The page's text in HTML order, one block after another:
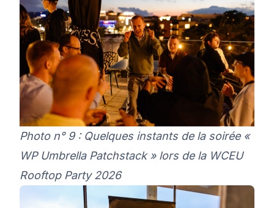
Photo n° 9 : Quelques instants de la soirée «
WP Umbrella Patchstack » lors de la WCEU
Rooftop Party 2026